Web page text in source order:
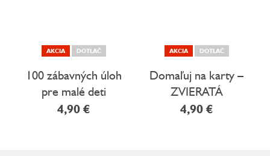
AKCIA DOTLAČ
100 zábavných úloh
pre malé deti
(nielen) do vlaku
4,90 €
AKCIA DOTLAČ
Domaľuj na karty –
ZVIERATÁ
4,90 €